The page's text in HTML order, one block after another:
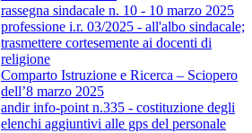
rassegna sindacale n. 10 - 10 marzo 2025
professione i.r. 03/2025 - all'albo sindacale;
trasmettere cortesemente ai docenti di
religione
Comparto Istruzione e Ricerca – Sciopero
dell’8 marzo 2025
andir info-point n.335 - costituzione degli
elenchi aggiuntivi alle gps del personale